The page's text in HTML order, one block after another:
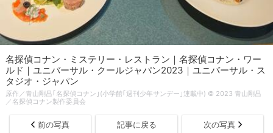
名探偵コナン・ミステリー・レストラン｜名探偵コナン・ワー
ルド｜ユニバーサル・クールジャパン2023｜ユニバーサル・ス
タジオ・ジャパン
原作／青山剛昌｢名探偵コナン｣(小学館｢週刊少年サンデー｣連載中) © 2023 青山剛昌
／名探偵コナン製作委員会
前の写真 記事に戻る 次の写真